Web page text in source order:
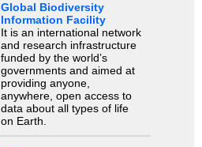
Global Biodiversity
Information Facility
It is an international network
and research infrastructure
funded by the world’s
governments and aimed at
providing anyone,
anywhere, open access to
data about all types of life
on Earth.